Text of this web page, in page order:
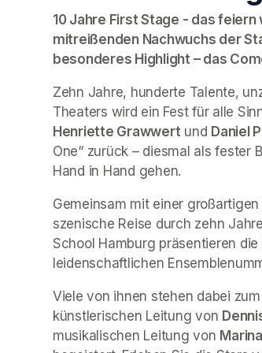
10 Jahre First Stage - das
mitreißenden Nachwuchs der
besonderes Highlight – das
Zehn Jahre, hunderte Talente,
Henriette Grawwert und Daniel
One“ zurück – diesmal als fester
Hand in Hand gehen.
Gemeinsam mit einer
szenische Reise durch zehn
School Hamburg präsentieren
leidenschaftlichen
Viele von ihnen stehen dabei
künstlerischen Leitung von
musikalischen Leitung von